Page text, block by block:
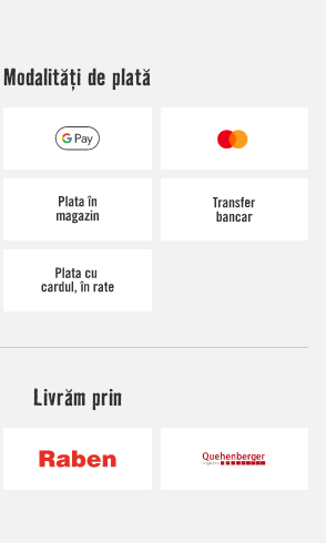
Modalități de plată
Livrăm prin